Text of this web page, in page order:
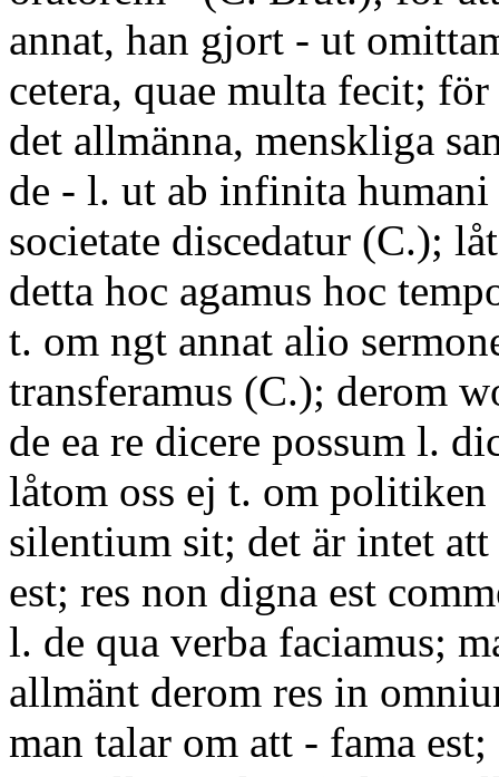
annat, han gjort - ut
cetera, quae multa fecit;
det allmänna, menskliga
de - l. ut ab infinita humani
societate discedatur (C.);
detta hoc agamus hoc
t. om ngt annat alio
transferamus (C.); derom
de ea re dicere possum l.
låtom oss ej t. om politiken
silentium sit; det är intet
est; res non digna est
l. de qua verba faciamus;
allmänt derom res in
man talar om att - fama